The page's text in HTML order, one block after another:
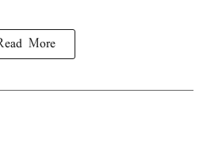
More